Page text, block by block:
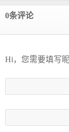
0条评论
Hi，您需要填写